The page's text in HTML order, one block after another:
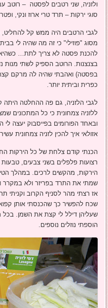
ולזניה, שני רטבים לפסטה – רוטב עם
סוגי ירקות – תרד טרי ארוז ונקי,
לגבי הרטבים היה ממש קל להחליט,
מסוג "פוזילי" כי זה מה שהיה לי
להכנת פסטה לא צריך לתת…
בצנצנות. הרוטב הספיק לשתי מנות
בפסטה) ואהבתי שהיה לה מרקם קצת
כפרית וביתית יותר.
לגבי הלזניה, גם פה ההחלטה היתה
ללזניה צמחונית כי כל המתכונים
ובאחד הפורומים בפייסבוק יעצה
אזולאי איך להכין לזניה צמחונית
הכנתי קודם צלחת של כל הירקות
רצועות פלפלים בשני צבעים, טבעות
הירקות, מהקשים לרכים. במהלך
שמתי את התרד בפריזר ולא במקרר
אז רצתי מהר לסניף הקרוב וקניתי
שכח להפשיר כך שהכנסתי אותן
שעליהן דילל לי קצת את השמן.
הוספתי נוזלים נוספים.